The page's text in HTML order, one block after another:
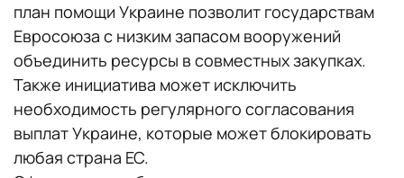
план помощи Украине позволит государствам
Евросоюза с низким запасом вооружений
объединить ресурсы в совместных закупках.
Также инициатива может исключить
необходимость регулярного согласования
выплат Украине, которые может блокировать
любая страна ЕС.